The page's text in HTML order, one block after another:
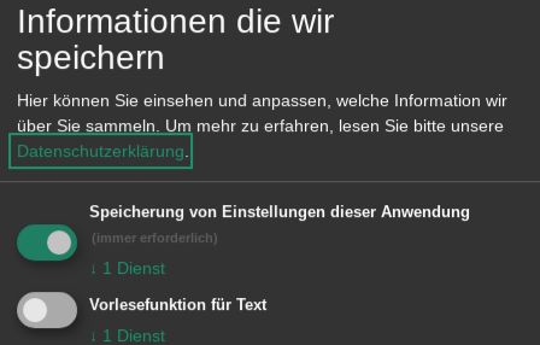
Ortsteile schöner. Ziel in Hofen sei, die
Zahl der Geehrten im nächsten Jahr zu
verdoppeln.
Ausgezeichnet wurden:
Kategorie Vorgärten/Hauseingang
Informationen die wir
speichern
Hier können Sie einsehen und anpassen, welche Information wir
über Sie sammeln.
Um mehr zu erfahren, lesen Sie bitte unsere
Datenschutzerklärung
Speicherung von Einstellungen dieser Anwendung
(immer erforderlich)
↓ 1 Dienst
Vorlesefunktion für Text
↓ 1 Dienst